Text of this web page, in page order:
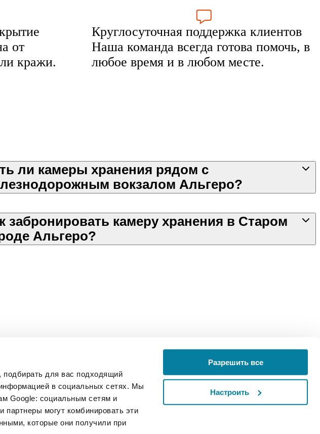
для вас подходящий
в социальных сетях. Мы
Google: социальным сетям и
могут комбинировать эти
которые они получили при
Разрешить все
Настроить
от
кражи.
Круглосуточная поддержка клиентов
Наша команда всегда готова помочь, в
любое время и в любом месте.
ли камеры хранения рядом с
вокзалом Альгеро?
забронировать камеру хранения в Старом
Альгеро?
Музей кораллов в Альгеро
наше приложение Русский